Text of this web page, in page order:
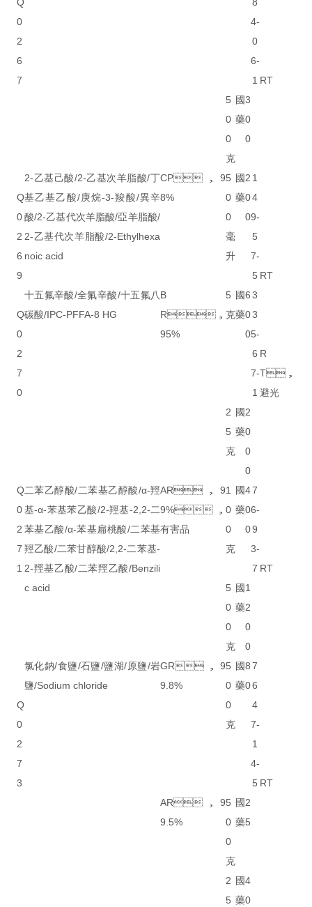
0
2
6
7
4-
0
6-
1 RT
5
0
0
克
國
藥
3
0
0
Q
0
2
6
9
2-乙基己酸/2-乙基次羊脂酸/丁
基乙基乙酸/庚烷-3-羧酸/異辛
酸/2-乙基代次羊脂酸/亞羊脂酸/
2-乙基代次羊脂酸/2-Ethylhexa
noic acid
CP，9
8%
5
0
0
毫
升
國
藥
2
0
0
1
4
9-
5
7-
5 RT
Q
0
2
7
0
十五氟辛酸/全氟辛酸/十五氟八
碳酸/IPC-PFFA-8 HG
B
R，
95%
5
克
國
藥
6
0
0
3
3
5-
6
7-
1
R
T，
避光
2
5
克
國
藥
2
0
0
0
Q
0
2
7
1
二苯乙醇酸/二苯基乙醇酸/α-羥
基-α-苯基苯乙酸/2-羥基-2,2-二
苯基乙酸/α-苯基扁桃酸/二苯基
羥乙酸/二苯甘醇酸/2,2-二苯基-
2-羥基乙酸/二苯羥乙酸/Benzili
c acid
AR，9
9%，
有害品
1
0
0
克
國
藥
4
0
0
7
6-
9
3-
7 RT
5
0
0
克
國
藥
1
2
0
0
Q
0
2
7
3
氯化鈉/食鹽/石鹽/鹽湖/原鹽/岩
鹽/Sodium chloride
GR，9
9.8%
5
0
0
克
國
藥
8
0
7
6
4
7-
1
4-
5 RT
AR，9
9.5%
5
0
0
克
國
藥
2
5
2
5
國
藥
4
0